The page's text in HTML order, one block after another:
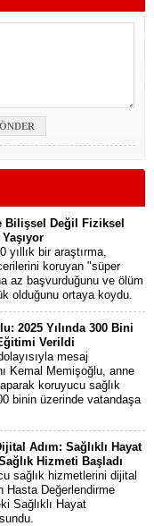
Bilişsel Değil Fiziksel
yıllık bir araştırma,
koruyan "süper
az başvurduğunu ve ölüm
olduğunu ortaya koydu.
2025 Yılında 300 Bini
Verildi
mesaj
Kemal Memişoğlu, anne
koruyucu sağlık
binin üzerinde vatandaşa
Adım: Sağlıklı Hayat
Hizmeti Başladı
sağlık hizmetlerini dijital
Hasta Değerlendirme
Sağlıklı Hayat